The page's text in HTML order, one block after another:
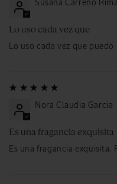
Susana Carreño
Lo uso cada vez que
Lo uso cada vez que puedo
Nora Claudia Garcia
Es una fragancia exquisita
Es una fragancia exquisita.